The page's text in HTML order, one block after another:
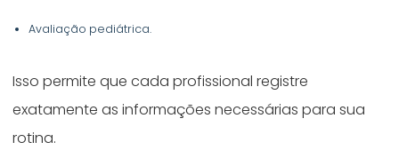
Avaliação pediátrica.
Isso permite que cada profissional registre
exatamente as informações necessárias para sua
rotina.